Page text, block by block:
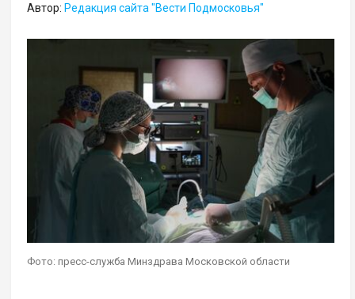
Автор: Редакция сайта "Вести Подмосковья"
Фото: пресс-служба Минздрава Московской области